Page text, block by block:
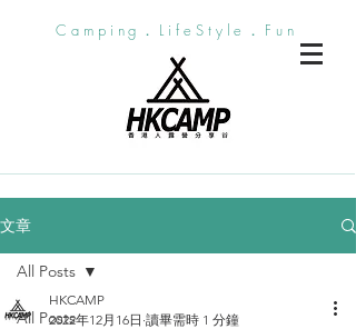
Camping．LifeStyle．Fun
文章
All Posts
All Posts
HKCAMP
2022年12月16日 讀畢需時 1 分鐘